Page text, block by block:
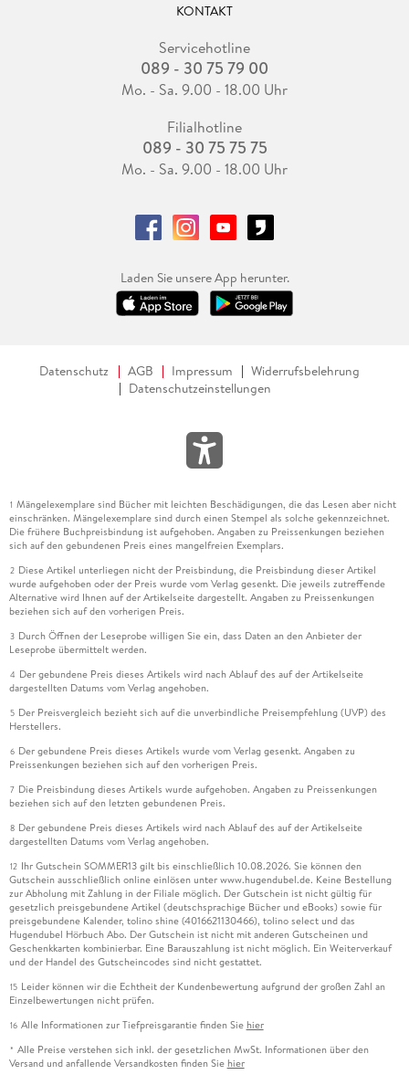
KONTAKT
Servicehotline
089 - 30 75 79 00
Mo. - Sa. 9.00 - 18.00 Uhr
Filialhotline
089 - 30 75 75 75
Mo. - Sa. 9.00 - 18.00 Uhr
Laden Sie unsere App herunter.
Datenschutz AGB Impressum
Widerrufsbelehrung
Datenschutzeinstellungen
1 Mängelexemplare sind Bücher mit leichten Beschädigungen, die das Lesen aber nicht
einschränken. Mängelexemplare sind durch einen Stempel als solche gekennzeichnet.
Die frühere Buchpreisbindung ist aufgehoben. Angaben zu Preissenkungen beziehen
sich auf den gebundenen Preis eines mangelfreien Exemplars.
2 Diese Artikel unterliegen nicht der Preisbindung, die Preisbindung dieser Artikel
wurde aufgehoben oder der Preis wurde vom Verlag gesenkt. Die jeweils zutreffende
Alternative wird Ihnen auf der Artikelseite dargestellt. Angaben zu Preissenkungen
beziehen sich auf den vorherigen Preis.
3 Durch Öffnen der Leseprobe willigen Sie ein, dass Daten an den Anbieter der
Leseprobe übermittelt werden.
4 Der gebundene Preis dieses Artikels wird nach Ablauf des auf der Artikelseite
dargestellten Datums vom Verlag angehoben.
5 Der Preisvergleich bezieht sich auf die unverbindliche Preisempfehlung (UVP) des
Herstellers.
6 Der gebundene Preis dieses Artikels wurde vom Verlag gesenkt. Angaben zu
Preissenkungen beziehen sich auf den vorherigen Preis.
7 Die Preisbindung dieses Artikels wurde aufgehoben. Angaben zu Preissenkungen
beziehen sich auf den letzten gebundenen Preis.
8 Der gebundene Preis dieses Artikels wird nach Ablauf des auf der Artikelseite
dargestellten Datums vom Verlag angehoben.
12 Ihr Gutschein SOMMER13 gilt bis einschließlich 10.08.2026. Sie können den
Gutschein ausschließlich online einlösen unter www.hugendubel.de. Keine Bestellung
zur Abholung mit Zahlung in der Filiale möglich. Der Gutschein ist nicht gültig für
gesetzlich preisgebundene Artikel (deutschsprachige Bücher und eBooks) sowie für
preisgebundene Kalender, tolino shine (4016621130466), tolino select und das
Hugendubel Hörbuch Abo. Der Gutschein ist nicht mit anderen Gutscheinen und
Geschenkkarten kombinierbar. Eine Barauszahlung ist nicht möglich. Ein Weiterverkauf
und der Handel des Gutscheincodes sind nicht gestattet.
15 Leider können wir die Echtheit der Kundenbewertung aufgrund der großen Zahl an
Einzelbewertungen nicht prüfen.
16 Alle Informationen zur Tiefpreisgarantie finden Sie hier
* Alle Preise verstehen sich inkl. der gesetzlichen MwSt. Informationen über den
Versand und anfallende Versandkosten finden Sie hier